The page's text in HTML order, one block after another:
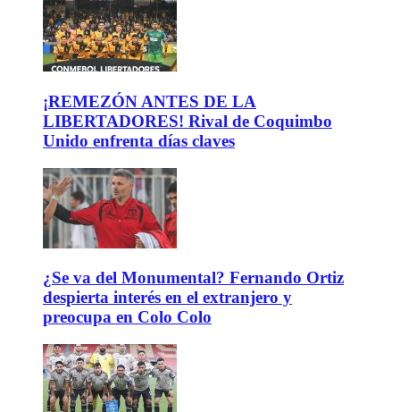
¡REMEZÓN ANTES DE LA
LIBERTADORES! Rival de Coquimbo
Unido enfrenta días claves
¿Se va del Monumental? Fernando Ortiz
despierta interés en el extranjero y
preocupa en Colo Colo